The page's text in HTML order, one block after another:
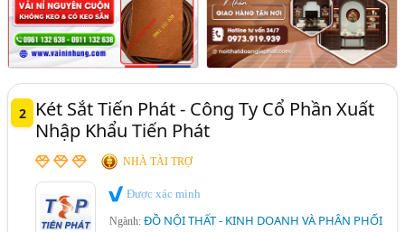
2
Két Sắt Tiến Phát - Công Ty Cổ Phần Xuất
Nhập Khẩu Tiến Phát
NHÀ TÀI TRỢ
Được xác minh
Ngành:ĐỒ NỘI THẤT - KINH DOANH VÀ PHÂN PHỐI